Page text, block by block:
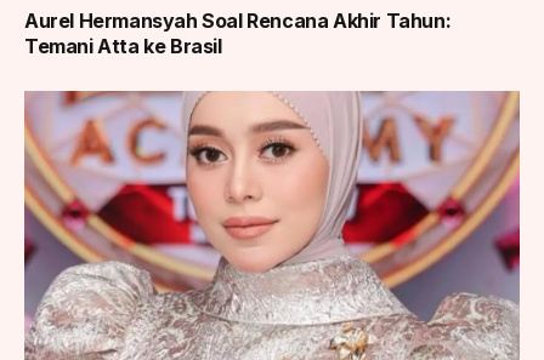
Aurel Hermansyah Soal Rencana Akhir Tahun:
Temani Atta ke Brasil